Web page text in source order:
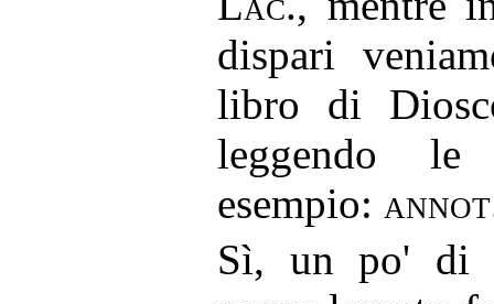
dispari
libro di
leggendo
esempio:
Sì, un po' di